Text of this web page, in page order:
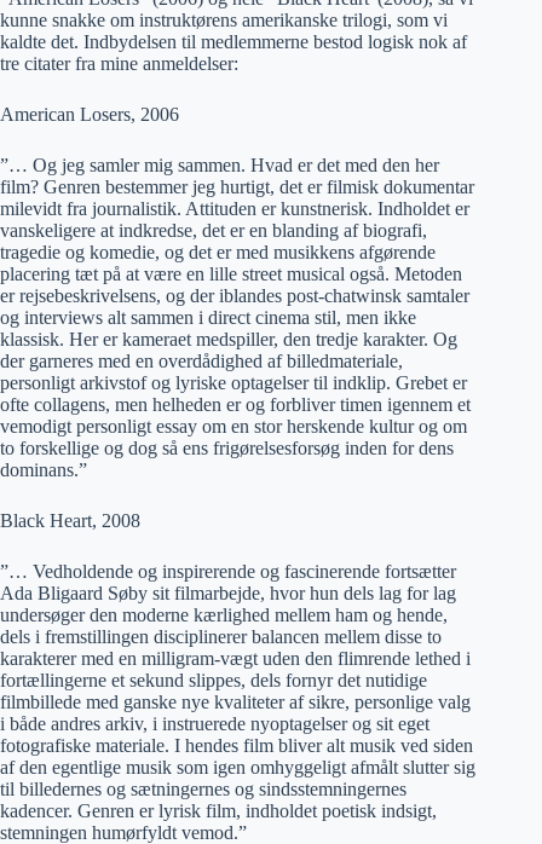
kunne snakke om instruktørens amerikanske trilogi, som vi
kaldte det. Indbydelsen til medlemmerne bestod logisk nok af
tre citater fra mine anmeldelser:
American Losers, 2006
”… Og jeg samler mig sammen. Hvad er det med den her
film? Genren bestemmer jeg hurtigt, det er filmisk dokumentar
milevidt fra journalistik. Attituden er kunstnerisk. Indholdet er
vanskeligere at indkredse, det er en blanding af biografi,
tragedie og komedie, og det er med musikkens afgørende
placering tæt på at være en lille street musical også. Metoden
er rejsebeskrivelsens, og der iblandes post-chatwinsk samtaler
og interviews alt sammen i direct cinema stil, men ikke
klassisk. Her er kameraet medspiller, den tredje karakter. Og
der garneres med en overdådighed af billedmateriale,
personligt arkivstof og lyriske optagelser til indklip. Grebet er
ofte collagens, men helheden er og forbliver timen igennem et
vemodigt personligt essay om en stor herskende kultur og om
to forskellige og dog så ens frigørelsesforsøg inden for dens
dominans.”
Black Heart, 2008
”… Vedholdende og inspirerende og fascinerende fortsætter
Ada Bligaard Søby sit filmarbejde, hvor hun dels lag for lag
undersøger den moderne kærlighed mellem ham og hende,
dels i fremstillingen disciplinerer balancen mellem disse to
karakterer med en milligram-vægt uden den flimrende lethed i
fortællingerne et sekund slippes, dels fornyr det nutidige
filmbillede med ganske nye kvaliteter af sikre, personlige valg
i både andres arkiv, i instruerede nyoptagelser og sit eget
fotografiske materiale. I hendes film bliver alt musik ved siden
af den egentlige musik som igen omhyggeligt afmålt slutter sig
til billedernes og sætningernes og sindsstemningernes
kadencer. Genren er lyrisk film, indholdet poetisk indsigt,
stemningen humørfyldt vemod.”